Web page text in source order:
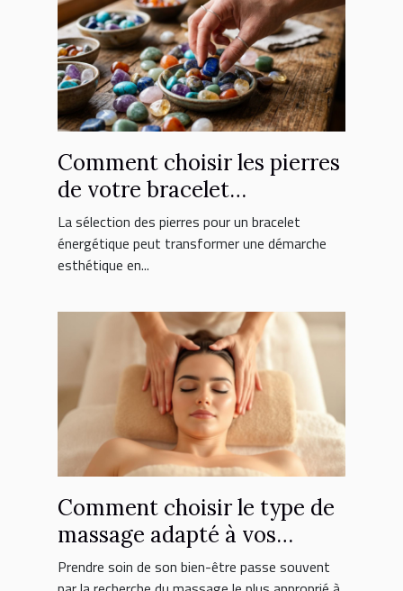
Comment choisir les pierres
de votre bracelet
énergétique ?
La sélection des pierres pour un bracelet
énergétique peut transformer une démarche
esthétique en...
Comment choisir le type de
massage adapté à vos
besoins ?
Prendre soin de son bien-être passe souvent